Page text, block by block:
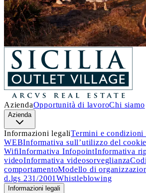
ispirare.
Ti aspettiamo!
Scopri i dettagli
AziendaOpportunità di lavoroChi siamo
Azienda
Informazioni legaliTermini e condizioni
WEBInformativa sull’utilizzo del
WifiInformativa InfopointInformativa
videoInformativa videosorveglianza
comportamentoModello di
d.lgs 231/2001Whistleblowing
Informazioni legali